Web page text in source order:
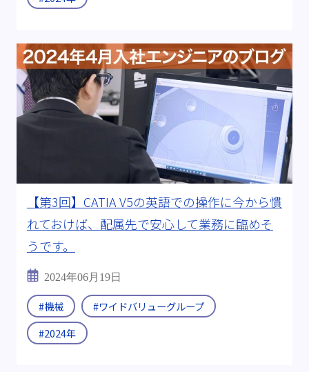
【第3回】CATIA V5の英語での操作に今から慣
れておけば、配属先で安心して業務に臨めそ
うです。
2024年06月19日
#機械
#ワイドバリューグループ
#2024年